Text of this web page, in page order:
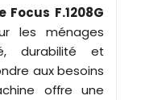
F.1208G
les ménages
durabilité et
aux besoins
offre une